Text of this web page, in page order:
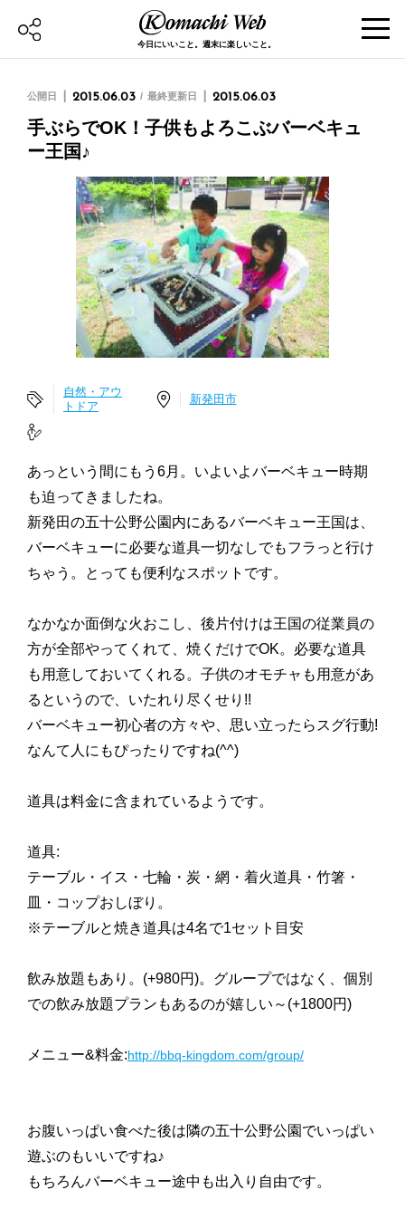
今日にいいこと。週末に楽しいこと。
公開日 2015.06.03 最終更新日 2015.06.03
手ぶらでOK！子供もよろこぶバーベキュ
ー王国♪
自然・アウ
トドア
新発田市
あっという間にもう6月。いよいよバーベキュー時期
も迫ってきましたね。
新発田の五十公野公園内にあるバーベキュー王国は、
バーベキューに必要な道具一切なしでもフラっと行け
ちゃう。とっても便利なスポットです。
なかなか面倒な火おこし、後片付けは王国の従業員の
方が全部やってくれて、焼くだけでOK。必要な道具
も用意しておいてくれる。子供のオモチャも用意があ
るというので、いたれり尽くせり!!
バーベキュー初心者の方々や、思い立ったらスグ行動!
なんて人にもぴったりですね(^^)
道具は料金に含まれているようです。
道具:
テーブル・イス・七輪・炭・網・着火道具・竹箸・
皿・コップおしぼり。
※テーブルと焼き道具は4名で1セット目安
飲み放題もあり。(+980円)。グループではなく、個別
での飲み放題プランもあるのが嬉しい～(+1800円)
メニュー&料金:http://bbq-kingdom.com/group/
お腹いっぱい食べた後は隣の五十公野公園でいっぱい
遊ぶのもいいですね♪
もちろんバーベキュー途中も出入り自由です。